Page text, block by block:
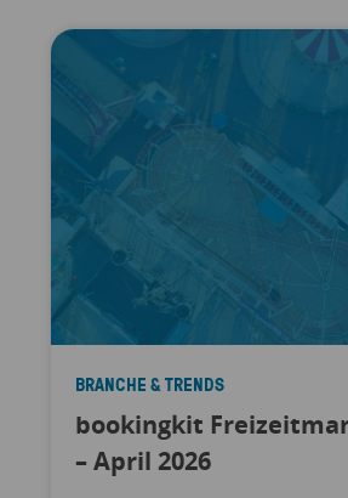
BRANCHE & TRENDS
bookingkit
– April 2026